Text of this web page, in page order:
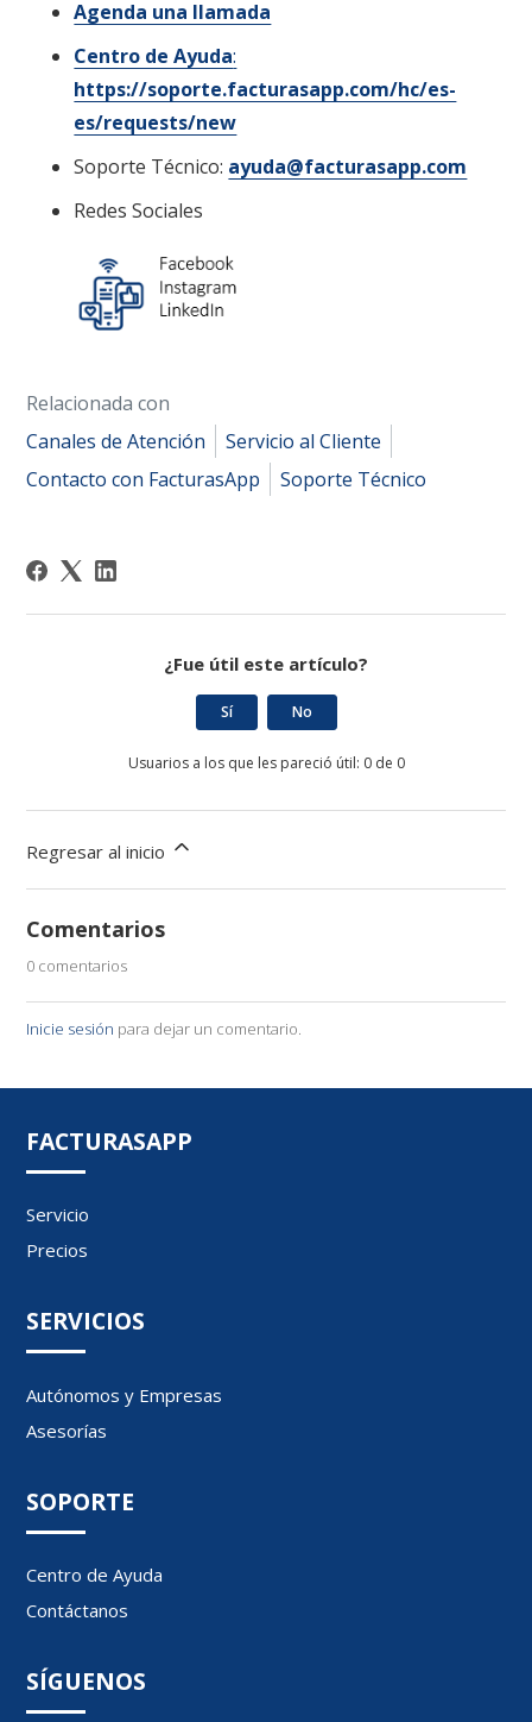
Agenda una llamada
Centro de Ayuda:
https://soporte.facturasapp.com/hc/es-
es/requests/new
Soporte Técnico: ayuda@facturasapp.com
Redes Sociales
Relacionada con
Canales de Atención
Servicio al Cliente
Contacto con FacturasApp
Soporte Técnico
¿Fue útil este artículo?
Sí No
Usuarios a los que les pareció útil: 0 de 0
Regresar al inicio
Comentarios
0 comentarios
Inicie sesión para dejar un comentario.
FACTURASAPP
Servicio
Precios
SERVICIOS
Autónomos y Empresas
Asesorías
SOPORTE
Centro de Ayuda
Contáctanos
SÍGUENOS